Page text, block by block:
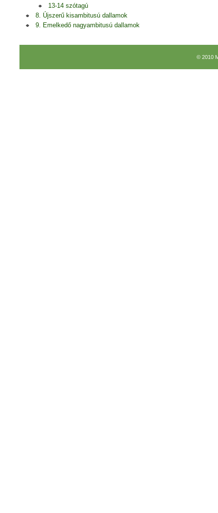
13-14 szótagú
8. Újszerű kisambitusú dallamok
9. Emelkedő nagyambitusú dallamok
© 2010